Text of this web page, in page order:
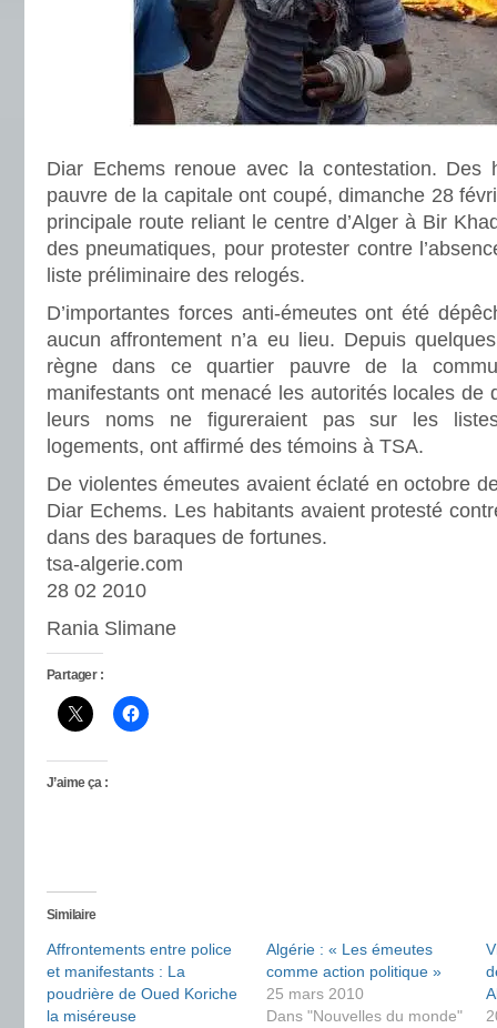
Diar Echems renoue avec la contestation. Des
pauvre de la capitale ont coupé, dimanche 28
principale route reliant le centre d’Alger à Bir
des pneumatiques, pour protester contre
liste préliminaire des relogés.
D’importantes forces anti-émeutes ont été
aucun affrontement n’a eu lieu. Depuis
règne dans ce quartier pauvre de la
manifestants ont menacé les autorités locales de
leurs noms ne figureraient pas sur les
logements, ont affirmé des témoins à TSA.
De violentes émeutes avaient éclaté en octobre
Diar Echems. Les habitants avaient protesté
dans des baraques de fortunes.
tsa-algerie.com
28 02 2010
Rania Slimane
Partager :
J’aime ça :
Similaire
Affrontements entre police
et manifestants : La
poudrière de Oued Koriche
la miséreuse
Algérie : « Les émeutes
comme action politique »
25 mars 2010
Dans "Nouvelles du monde"